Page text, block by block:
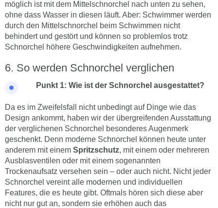
möglich ist mit dem Mittelschnorchel nach unten zu sehen,
ohne dass Wasser in diesen läuft. Aber: Schwimmer werden
durch den Mittelschnorchel beim Schwimmen nicht
behindert und gestört und können so problemlos trotz
Schnorchel höhere Geschwindigkeiten aufnehmen.
So werden Schnorchel verglichen
Punkt 1: Wie ist der Schnorchel ausgestattet?
Da es im Zweifelsfall nicht unbedingt auf Dinge wie das
Design ankommt, haben wir der übergreifenden Ausstattung
der verglichenen Schnorchel besonderes Augenmerk
geschenkt. Denn moderne Schnorchel können heute unter
anderem mit einem Spritzschutz, mit einem oder mehreren
Ausblasventilen oder mit einem sogenannten
Trockenaufsatz versehen sein – oder auch nicht. Nicht jeder
Schnorchel vereint alle modernen und individuellen
Features, die es heute gibt. Oftmals hören sich diese aber
nicht nur gut an, sondern sie erhöhen auch das